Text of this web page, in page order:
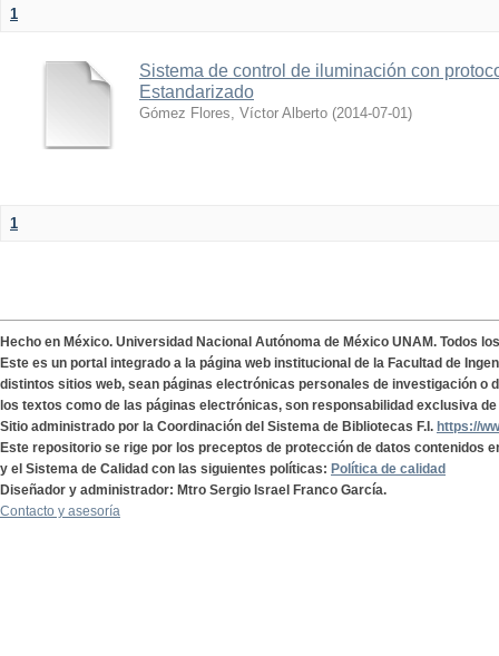
1
Sistema de control de iluminación con
Estandarizado
Gómez Flores, Víctor Alberto (2014-07-01)
1
Hecho en México. Universidad Nacional Autónoma de México UNAM. Todos
Este es un portal integrado a la página web institucional de la Facultad de
distintos sitios web, sean páginas electrónicas personales de investigación o
los textos como de las páginas electrónicas, son responsabilidad exclusiva
Sitio administrado por la Coordinación del Sistema de Bibliotecas F.I. https://
Este repositorio se rige por los preceptos de protección de datos contenidos
y el Sistema de Calidad con las siguientes políticas: Política de calidad
Diseñador y administrador: Mtro Sergio Israel Franco García.
Contacto y asesoría